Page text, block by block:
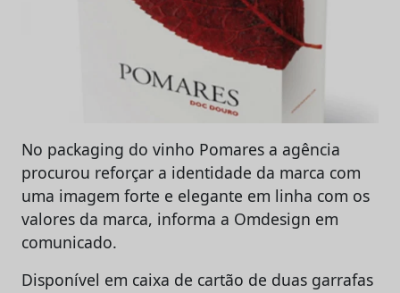
No packaging do vinho Pomares a agência
procurou reforçar a identidade da marca com
uma imagem forte e elegante em linha com os
valores da marca, informa a Omdesign em
comunicado.
Disponível em caixa de cartão de duas garrafas